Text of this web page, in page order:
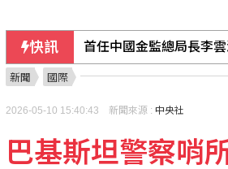
快訊 颱風白海豚進逼 水利署
屏東議員郭再添配偶涉
新聞 國際
2026-05-10 15:40:43 新聞來源 : 中央社
巴基斯坦警察哨